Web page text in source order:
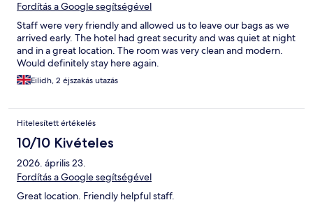
Fordítás a Google segítségével
Staff were very friendly and allowed us to leave our bags as we
arrived early. The hotel had great security and was quiet at night
and in a great location. The room was very clean and modern.
Would definitely stay here again.
Eilidh, 2 éjszakás utazás
Hitelesített értékelés
10/10 Kivételes
2026. április 23.
Fordítás a Google segítségével
Great location. Friendly helpful staff.